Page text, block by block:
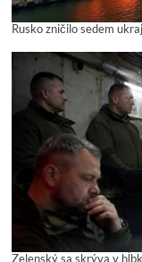
Rusko zničilo sedem
Zelenský sa skrýva v